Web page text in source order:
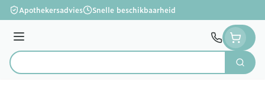
Ga naar de inhoud
Apothekersadvies Snelle beschikbaarheid
Menu
Product, merk, categorie...
Zoek